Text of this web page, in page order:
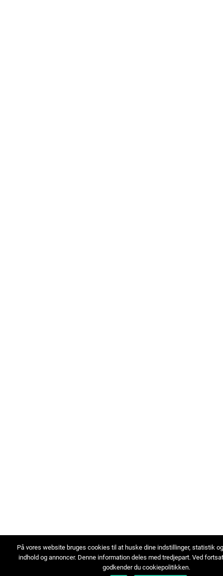
På vores website bruges cookies til at huske dine indstillinger, statistik
indhold og annoncer. Denne information deles med tredjepart. Ved
godkender du cookiepolitikken.